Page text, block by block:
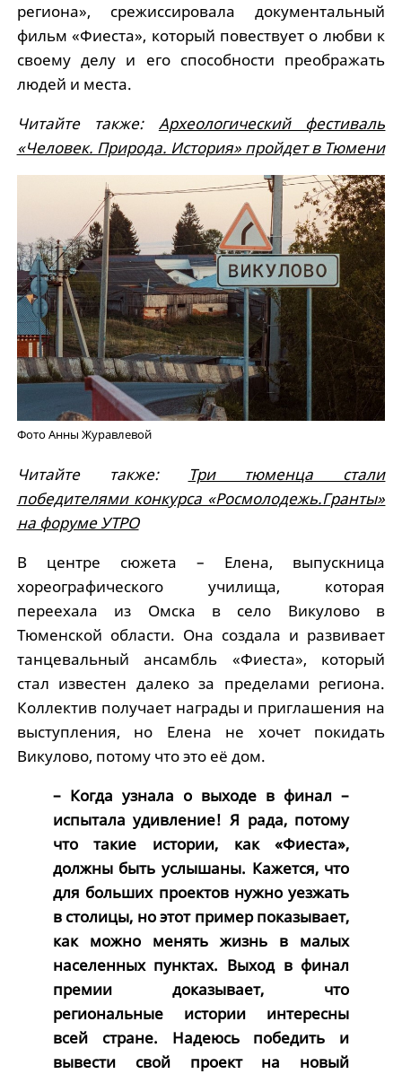
региона», срежиссировала документальный
фильм «Фиеста», который повествует о любви к
своему делу и его способности преображать
людей и места.
Читайте также: Археологический фестиваль
«Человек. Природа. История» пройдет в Тюмени
Фото Анны Журавлевой
Читайте также:
Три тюменца стали
победителями конкурса «Росмолодежь.Гранты»
на форуме УТРО
В центре сюжета – Елена, выпускница
хореографического училища, которая
переехала из Омска в село Викулово в
Тюменской области. Она создала и развивает
танцевальный ансамбль «Фиеста», который
стал известен далеко за пределами региона.
Коллектив получает награды и приглашения на
выступления, но Елена не хочет покидать
Викулово, потому что это её дом.
– Когда узнала о выходе в финал –
испытала удивление! Я рада, потому
что такие истории, как «Фиеста»,
должны быть услышаны. Кажется, что
для больших проектов нужно уезжать
в столицы, но этот пример показывает,
как можно менять жизнь в малых
населенных пунктах. Выход в финал
премии доказывает, что
региональные истории интересны
всей стране. Надеюсь победить и
вывести свой проект на новый